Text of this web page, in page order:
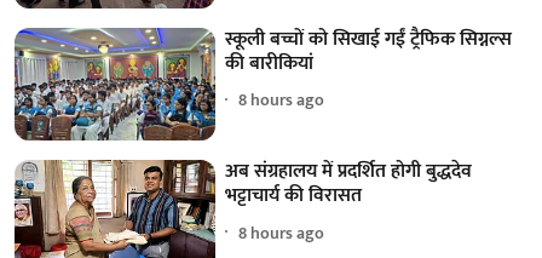
स्कूली बच्चों को सिखाई गईं ट्रैफिक सिग्नल्स
की बारीकियां
8 hours ago
अब संग्रहालय में प्रदर्शित होगी बुद्धदेव
भट्टाचार्य की विरासत
8 hours ago